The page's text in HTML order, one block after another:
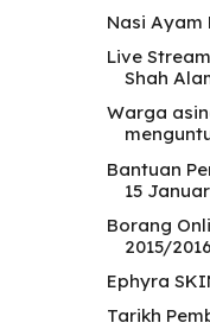
Nasi Ayam
Live
Shah
Warga
Bantuan
15
Borang
2015/2016
Ephyra
Tarikh